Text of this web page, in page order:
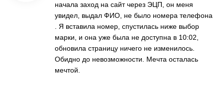
начала заход на сайт через ЭЦП, он меня
увидел, выдал ФИО, не было номера телефона
. Я вставила номер, спустилась ниже выбор
марки, и она уже была не доступна в 10:02,
обновила страницу ничего не изменилось.
Обидно до невозможности. Мечта осталась
мечтой.